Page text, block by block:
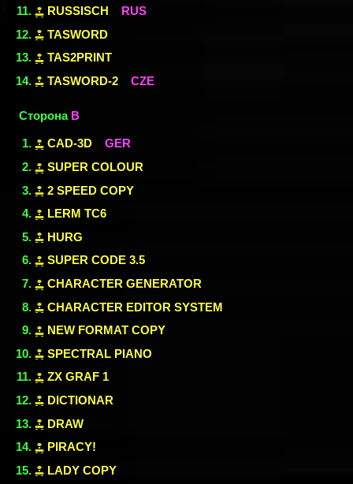
RUSSISCH
RUS
TASWORD
TAS2PRINT
TASWORD-2
CZE
Сторона B
CAD-3D
GER
SUPER COLOUR
2 SPEED COPY
LERM TC6
HURG
SUPER CODE 3.5
CHARACTER GENERATOR
CHARACTER EDITOR SYSTEM
NEW FORMAT COPY
SPECTRAL PIANO
ZX GRAF 1
DICTIONAR
DRAW
PIRACY!
LADY COPY